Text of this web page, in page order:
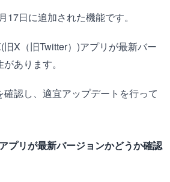
17日に追加された機能です。
X（旧Twitter）)アプリが最新バー
あります。
認し、適宜アップデートを行って
プリが最新バージョンかどうか確認